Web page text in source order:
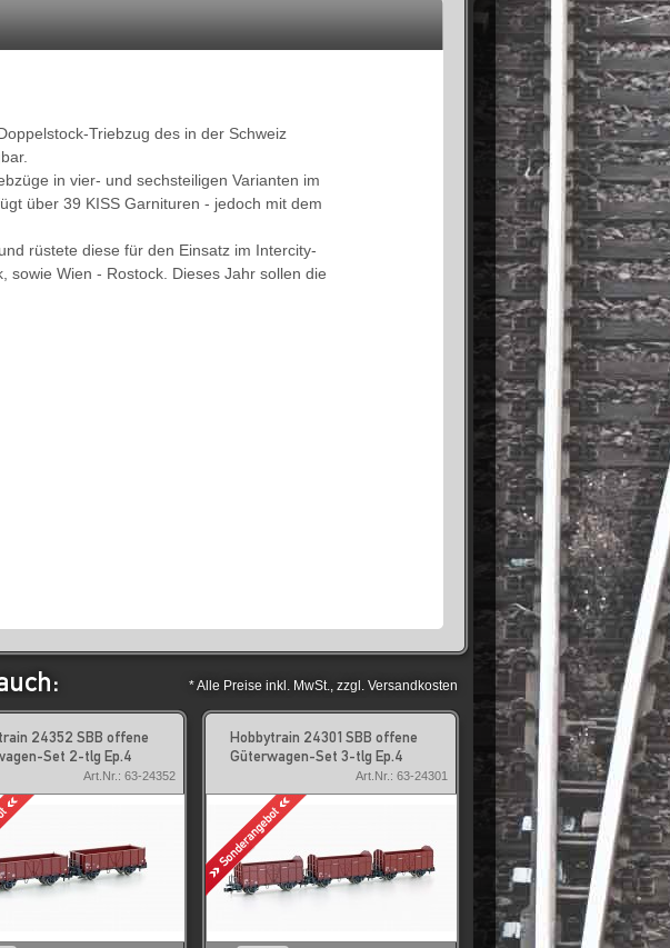
Triebzug des in der Schweiz
in vier- und sechsteiligen Varianten im
über 39 KISS Garnituren - jedoch mit dem
rüstete diese für den Einsatz im Intercity-
sowie Wien - Rostock. Dieses Jahr sollen die
* Alle Preise inkl. MwSt., zzgl. Versandkosten
24352 SBB offene
Set 2-tlg Ep.4
Art.Nr.: 63-24352
Hobbytrain 24301 SBB offene
Güterwagen-Set 3-tlg Ep.4
Art.Nr.: 63-24301